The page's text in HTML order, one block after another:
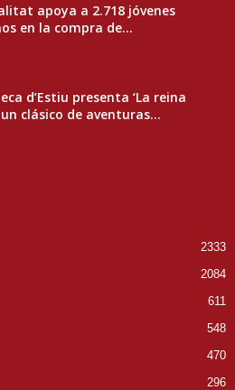
apoya a 2.718 jóvenes
en la compra de...
d’Estiu presenta ‘La reina
un clásico de aventuras...
2333
2084
611
548
470
296